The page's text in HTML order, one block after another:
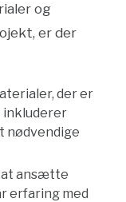
og
er der
der er
inkluderer
nødvendige
at ansætte
erfaring med